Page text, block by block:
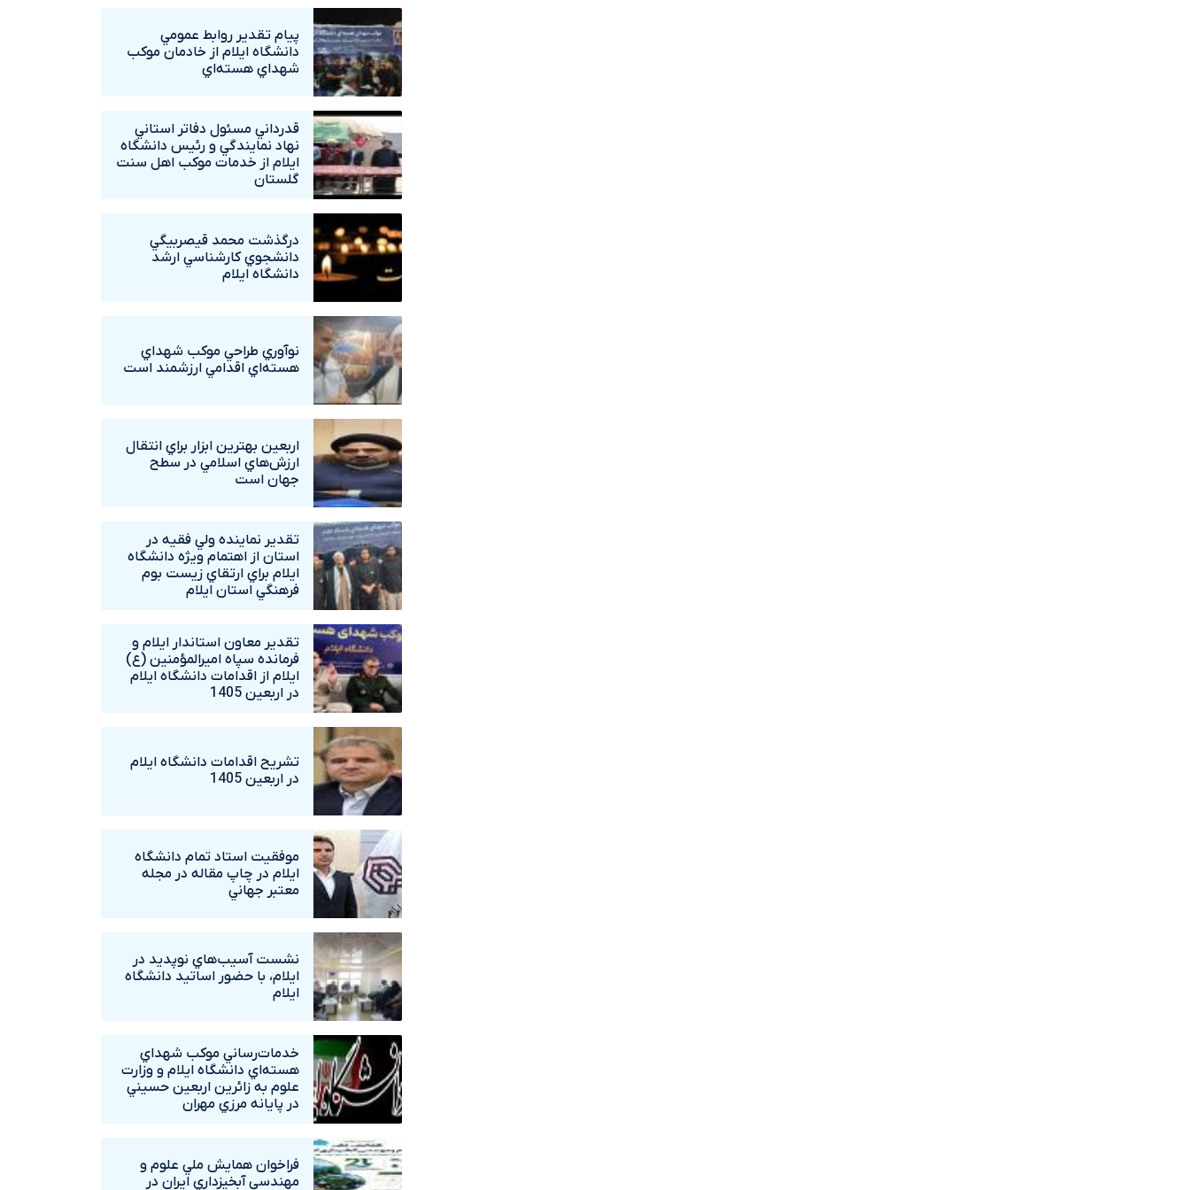
پيام تقدير روابط عمومي
دانشگاه ايلام از خادمان موکب
شهداي هسته‌اي
قدرداني مسئول دفاتر استاني
نهاد نمايندگي و رئيس دانشگاه
ايلام از خدمات موکب اهل سنت
گلستان
درگذشت محمد قيصربيگي
دانشجوي کارشناسي ارشد
دانشگاه ايلام
نوآوري طراحي موکب شهداي
هسته‌اي اقدامي ارزشمند است
اربعين بهترين ابزار براي انتقال
ارزش‌هاي اسلامي در سطح
جهان است
تقدير نماينده ولي فقيه در
استان از اهتمام ويژه دانشگاه‌
ايلام براي ارتقاي زيست بوم
فرهنگي استان ايلام
تقدير معاون استاندار ايلام و
فرمانده سپاه اميرالمؤمنين (ع)
ايلام از اقدامات دانشگاه ايلام
در اربعين 1405
تشريح اقدامات دانشگاه ايلام
در اربعين 1405
موفقيت استاد تمام دانشگاه
ايلام در چاپ مقاله در مجله
معتبر جهاني
نشست آسيب‌هاي نوپديد در
ايلام، با حضور اساتيد دانشگاه
ايلام
خدمات‌رساني موکب شهداي
هسته‌اي دانشگاه ايلام و وزارت
علوم به زائرين اربعين حسيني
در پايانه مرزي مهران
فراخوان همايش ملي علوم و
مهندسي آبخيزداري ايران در